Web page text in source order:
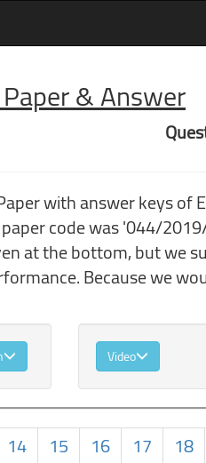
& Answer
with answer keys of
code was '044/
at the bottom, but we
Because we
Video
14 15 16 17 18